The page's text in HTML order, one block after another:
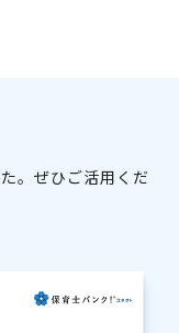
。ぜひご活用くだ